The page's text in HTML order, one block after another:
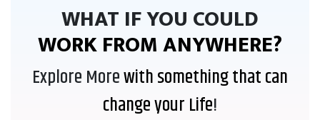
WHAT IF YOU COULD
WORK FROM ANYWHERE?
Explore Morewith something that can
change your Life!